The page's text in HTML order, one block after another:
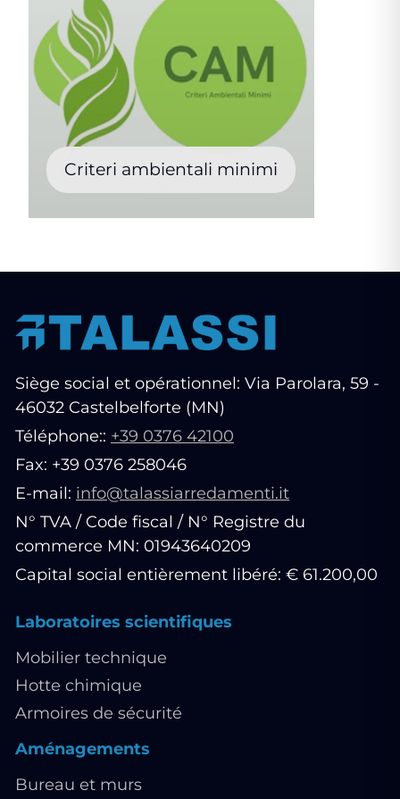
Criteri ambientali minimi
Siège social et opérationnel: Via Parolara, 59 -
46032 Castelbelforte (MN)
Téléphone:: +39 0376 42100
Fax: +39 0376 258046
E-mail: info@talassiarredamenti.it
N° TVA / Code fiscal / N° Registre du
commerce MN: 01943640209
Capital social entièrement libéré: € 61.200,00
Laboratoires scientifiques
Mobilier technique
Hotte chimique
Armoires de sécurité
Aménagements
Bureau et murs